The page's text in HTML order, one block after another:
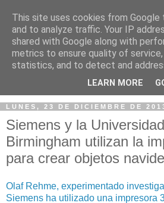
LUNES, 23 DE DICIEMBRE DE
Siemens y la
Birmingham utilizan la
para crear objetos
Olaf Rehme, experimentado
Siemens ha utilizado una impresora
This site uses cookies from
and to analyze traffic. Your IP
shared with Google along with
metrics to ensure quality of
statistics, and to detect and
LEARN MORE